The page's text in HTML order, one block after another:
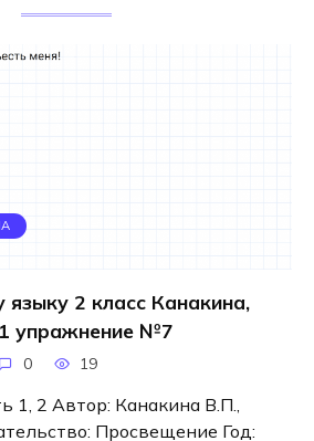
языку 2 класс Канакина,
упражнение №7
0 19
1, 2 Автор: Канакина В.П.,
Просвещение Год: